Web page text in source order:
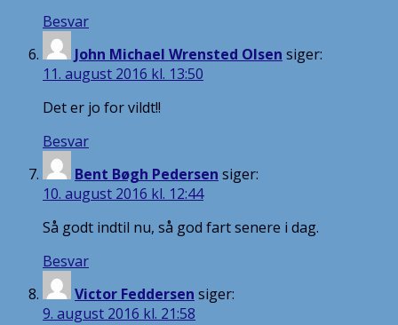
Besvar
John Michael Wrensted Olsen siger:
11. august 2016 kl. 13:50
Det er jo for vildt!!
Besvar
Bent Bøgh Pedersen siger:
10. august 2016 kl. 12:44
Så godt indtil nu, så god fart senere i dag.
Besvar
Victor Feddersen siger:
9. august 2016 kl. 21:58